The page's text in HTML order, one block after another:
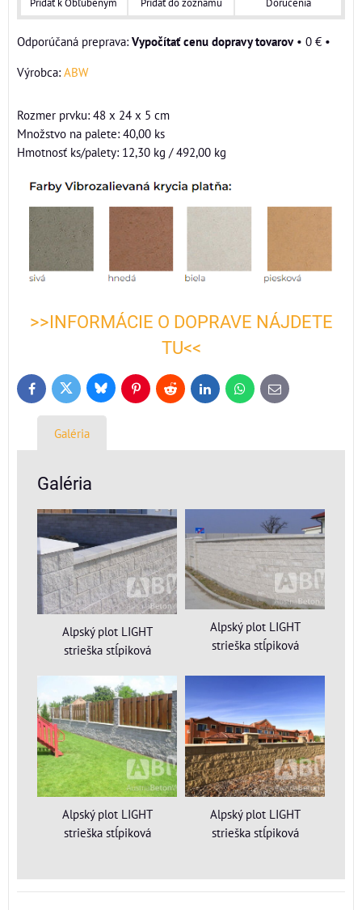
Pridať k Obľúbeným Pridať do zoznamu Doručenia
Vypočítať cenu dopravy tovarov• 0 € •
Výrobca: ABW
Rozmer prvku: 48 x 24 x 5 cm
Množstvo na palete: 40,00 ks
Hmotnosť ks/palety: 12,30 kg / 492,00 kg
>>INFORMÁCIE O DOPRAVE NÁJDETE
TU<<
FacebookTwitter BlueskyPinterestReddit LinkedInWhatsApp
E-
mail
Galéria
Galéria
Alpský plot LIGHT
strieška stĺpiková
Alpský plot LIGHT
strieška stĺpiková
Alpský plot LIGHT
strieška stĺpiková
Alpský plot LIGHT
strieška stĺpiková